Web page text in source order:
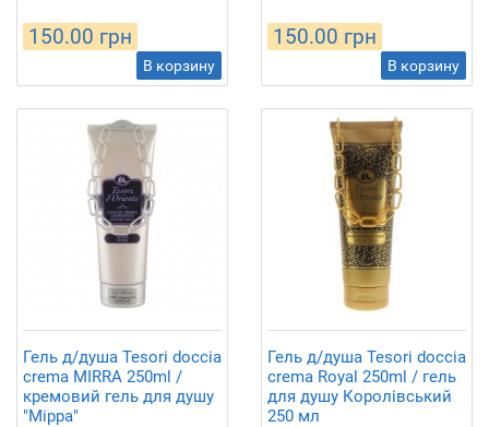
150.00 грн
В корзину
150.00 грн
В корзину
Гель д/душа Tesori doccia
crema MIRRA 250ml /
кремовий гель для душу
"Мірра"
Гель д/душа Tesori doccia
crema Royal 250ml / гель
для душу Королівський
250 мл